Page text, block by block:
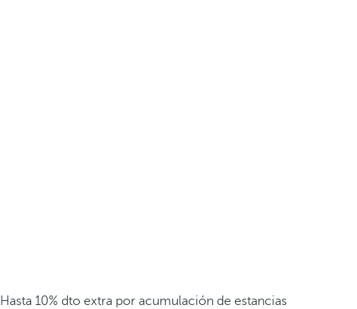
Hasta 10% dto extra por acumulación de estancias